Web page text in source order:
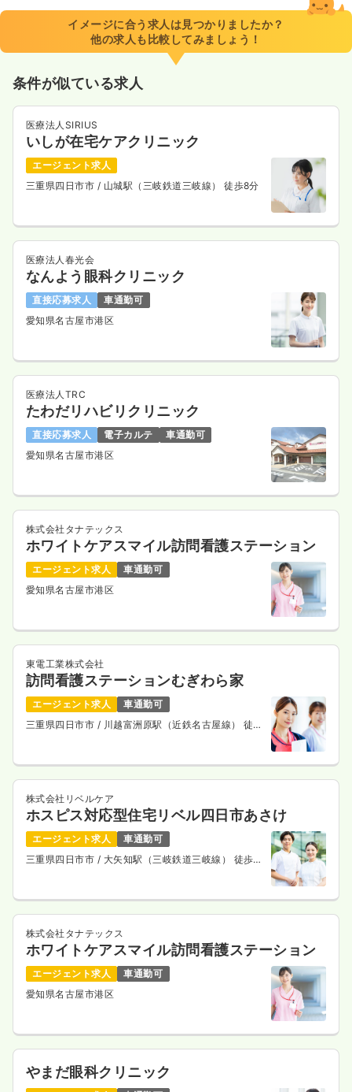
イメージに合う求人は見つかりましたか？
他の求人も比較してみましょう！
条件が似ている求人
医療法人SIRIUS
いしが在宅ケアクリニック
エージェント求人
三重県四日市市 / 山城駅（三岐鉄道三岐線） 徒歩8分
医療法人春光会
なんよう眼科クリニック
直接応募求人
車通勤可
愛知県名古屋市港区
医療法人TRC
たわだリハビリクリニック
直接応募求人 電子カルテ
車通勤可
愛知県名古屋市港区
株式会社タナテックス
ホワイトケアスマイル訪問看護ステーション
エージェント求人
車通勤可
愛知県名古屋市港区
東電工業株式会社
訪問看護ステーションむぎわら家
エージェント求人
車通勤可
三重県四日市市 / 川越富洲原駅（近鉄名古屋線） 徒歩
株式会社リベルケア
ホスピス対応型住宅リベル四日市あさけ
エージェント求人
車通勤可
三重県四日市市 / 大矢知駅（三岐鉄道三岐線） 徒歩12
株式会社タナテックス
ホワイトケアスマイル訪問看護ステーション
エージェント求人
車通勤可
愛知県名古屋市港区
やまだ眼科クリニック